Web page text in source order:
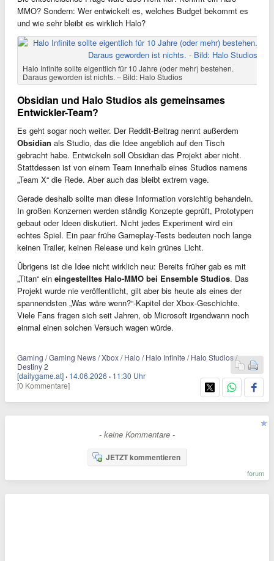
MMO? Sondern: Wer entwickelt es, welches Budget bekommt es
und wie sehr bleibt es wirklich Halo?
Halo Infinite sollte eigentlich für 10 Jahre (oder mehr) bestehen.
Daraus geworden ist nichts. – Bild: Halo Studios
Obsidian und Halo Studios als gemeinsames
Entwickler-Team?
Es geht sogar noch weiter. Der Reddit-Beitrag nennt außerdem
Obsidian als Studio, das die Idee angeblich auf den Tisch
gebracht habe. Entwickeln soll Obsidian das Projekt aber nicht.
Stattdessen ist von einem Team innerhalb eines Studios namens
„Team X“ die Rede. Aber auch das bleibt extrem vage.
Gerade deshalb sollte man diese Information vorsichtig behandeln.
In großen Konzernen werden ständig Konzepte geprüft, Prototypen
gebaut oder Ideen diskutiert. Nicht jedes Experiment wird ein
echtes Spiel. Ein paar frühe Gameplay-Tests bedeuten noch lange
keinen Trailer, keinen Release und kein grünes Licht.
Übrigens ist die Idee nicht wirklich neu: Bereits früher gab es mit
„Titan“ ein eingestelltes Halo-MMO bei Ensemble Studios. Das
Projekt wurde nie veröffentlicht, gilt aber bis heute als eines der
spannendsten „Was wäre wenn?“-Kapitel der Xbox-Geschichte.
Viele Fans fragen sich seit Jahren, ob Microsoft irgendwann noch
einmal einen solchen Versuch wagen würde.
Gaming / Gaming News / Xbox / Halo / Halo Infinite / Halo Studios /
Destiny 2
[dailygame.at] · 14.06.2026 · 11:30 Uhr
[0 Kommentare]
- keine Kommentare -
JETZT kommentieren
forum